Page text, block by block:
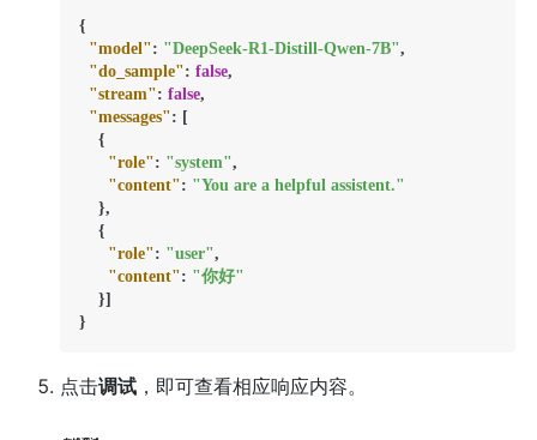
{
"model": "DeepSeek-R1-Distill-Qwen-7B",
"do_sample": false,
"stream": false,
"messages": [
{
"role": "system",
"content": "You are a helpful assistent."
},
{
"role": "user",
"content": "你好"
}]
}
点击调试，即可查看相应响应内容。